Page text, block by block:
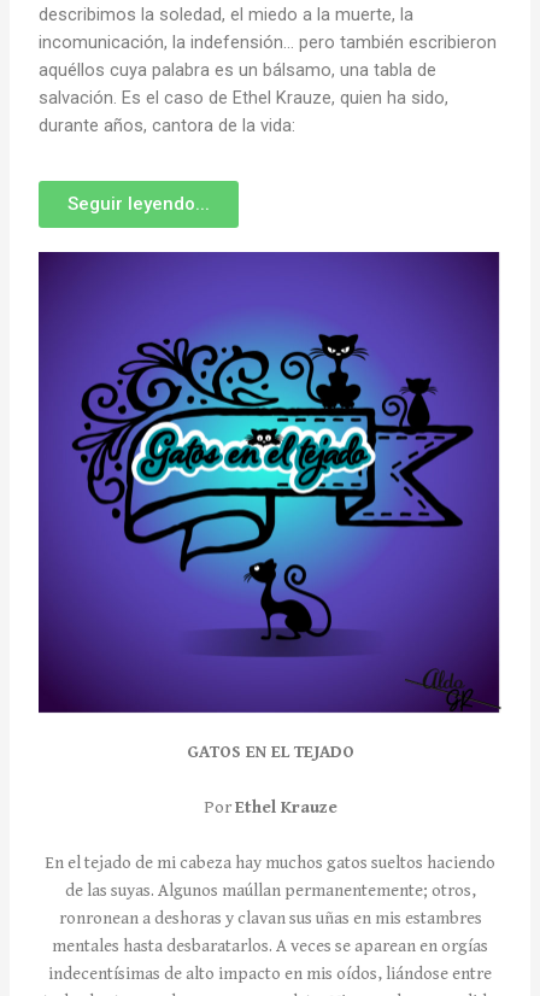
describimos la soledad, el miedo a la muerte, la
incomunicación, la indefensión… pero también escribieron
aquéllos cuya palabra es un bálsamo, una tabla de
salvación. Es el caso de Ethel Krauze, quien ha sido,
durante años, cantora de la vida:
Seguir leyendo...
GATOS EN EL TEJADO
PorEthel Krauze
En el tejado de mi cabeza hay muchos gatos sueltos haciendo
de las suyas. Algunos maúllan permanentemente; otros,
ronronean a deshoras y clavan sus uñas en mis estambres
mentales hasta desbaratarlos. A veces se aparean en orgías
indecentísimas de alto impacto en mis oídos, liándose entre